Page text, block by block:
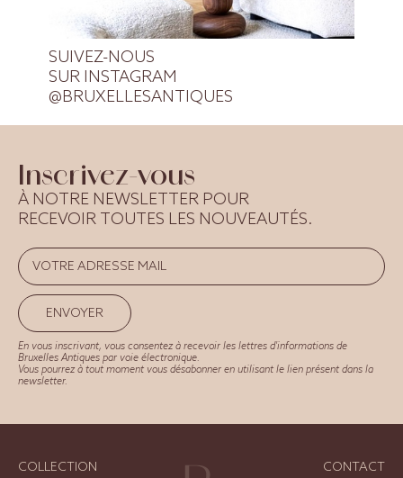
SUIVEZ-NOUS
SUR INSTAGRAM
@BRUXELLESANTIQUES
Inscrivez-vous
À NOTRE NEWSLETTER POUR
RECEVOIR TOUTES LES NOUVEAUTÉS.
ENVOYER
En vous inscrivant, vous consentez à recevoir les lettres d'informations de
Bruxelles Antiques par voie électronique.
Vous pourrez à tout moment vous désabonner en utilisant le lien présent dans la
newsletter.
COLLECTION CONTACT